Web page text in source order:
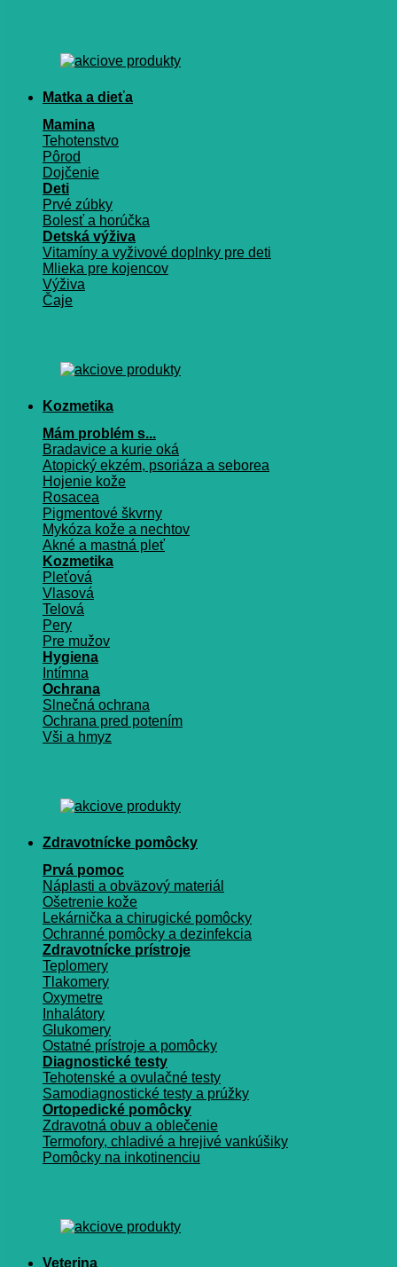
Matka a dieťa
Mamina
Tehotenstvo
Pôrod
Dojčenie
Deti
Prvé zúbky
Bolesť a horúčka
Detská výživa
Vitamíny a vyživové doplnky pre deti
Mlieka pre kojencov
Výživa
Čaje
Kozmetika
Mám problém s...
Bradavice a kurie oká
Atopický ekzém, psoriáza a seborea
Hojenie kože
Rosacea
Pigmentové škvrny
Mykóza kože a nechtov
Akné a mastná pleť
Kozmetika
Pleťová
Vlasová
Telová
Pery
Pre mužov
Hygiena
Intímna
Ochrana
Slnečná ochrana
Ochrana pred potením
Vši a hmyz
Zdravotnícke pomôcky
Prvá pomoc
Náplasti a obväzový materiál
Ošetrenie kože
Lekárnička a chirugické pomôcky
Ochranné pomôcky a dezinfekcia
Zdravotnícke prístroje
Teplomery
Tlakomery
Oxymetre
Inhalátory
Glukomery
Ostatné prístroje a pomôcky
Diagnostické testy
Tehotenské a ovulačné testy
Samodiagnostické testy a prúžky
Ortopedické pomôcky
Zdravotná obuv a oblečenie
Termofory, chladivé a hrejivé vankúšiky
Pomôcky na inkotinenciu
Veterina